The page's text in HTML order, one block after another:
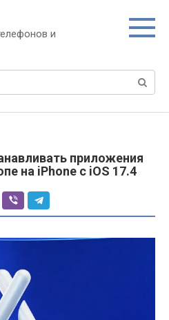
и
приложения
на iPhone с iOS 17.4